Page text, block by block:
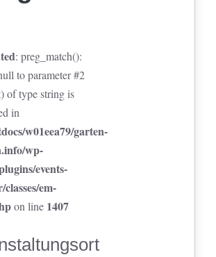
: preg_match():
to parameter #2
of type string is
in
w01eea79/garten-
wp-
events-
em-
on line 1407